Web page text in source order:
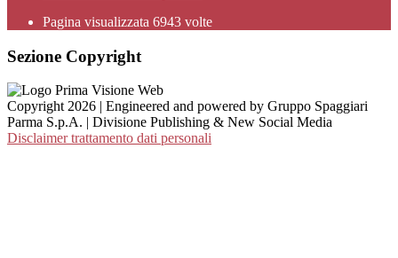
Pagina visualizzata 6943 volte
Sezione Copyright
Copyright 2026 | Engineered and powered by Gruppo Spaggiari
Parma S.p.A. | Divisione Publishing & New Social Media
Disclaimer trattamento dati personali